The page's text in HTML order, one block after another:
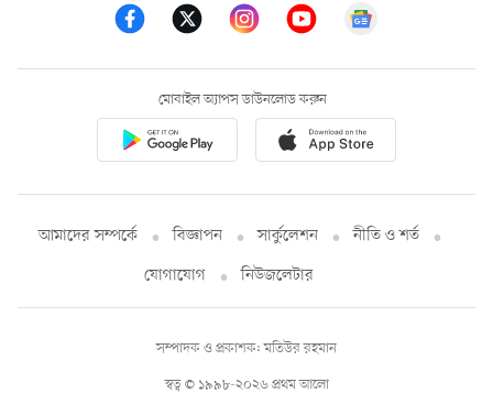
মোবাইল অ্যাপস ডাউনলোড করুন
আমাদের সম্পর্কে বিজ্ঞাপন সার্কুলেশন
নীতি ও শর্ত
যোগাযোগ
নিউজলেটার
স্বত্ব © ১৯৯৮-২০২৬ প্রথম আলো
সম্পাদক ও প্রকাশক: মতিউর রহমান